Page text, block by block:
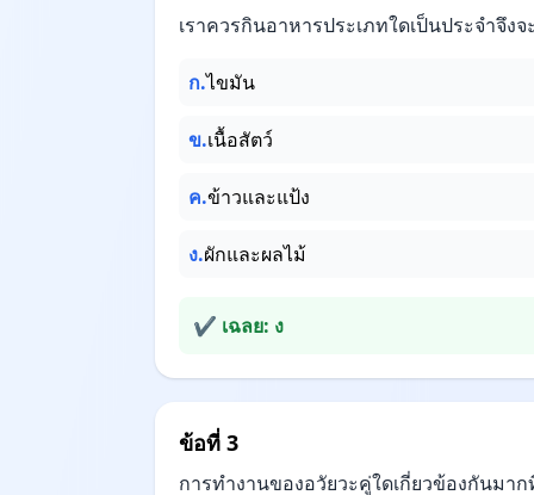
เราควรกินอาหารประเภทใดเป็นประจำจึ
ก.ไขมัน
ข.เนื้อสัตว์
ค.ข้าวและแป้ง
ง.ผักและผลไม้
✔ เฉลย: ง
ข้อที่ 3
การทำงานของอวัยวะคู่ใดเกี่ยวข้องกันมา